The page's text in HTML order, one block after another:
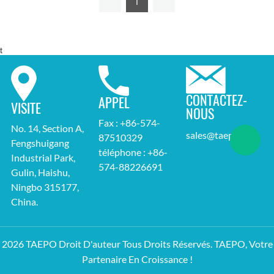
t
VISITE
No. 14, Section A,
Fengshuigang
Industrial Park,
Gulin, Haishu,
Ningbo 315177,
China.
APPEL
Fax : +86-574-
87510329
téléphone : +86-
574-88226691
CONTACTEZ-
NOUS
sales@taepo.com
2026 TAEPO Droit D'auteur Tous Droits Réservés. TAEPO, Votre
Partenaire En Croissance !